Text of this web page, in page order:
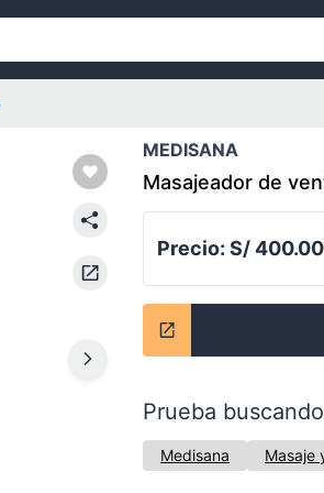
MEDISANA
Masajeador de
Precio: S/ 400.00
Prueba
Medisana Masaje